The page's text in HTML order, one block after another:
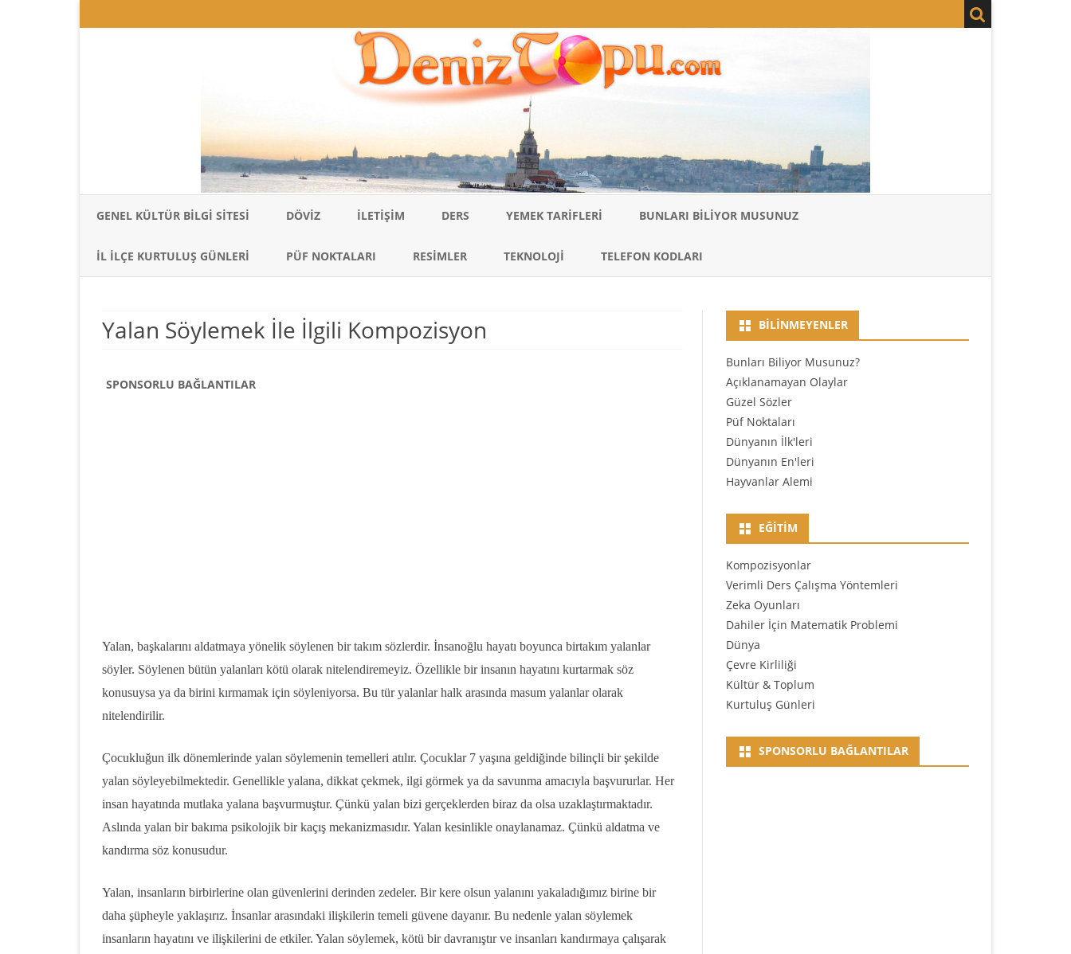
to
GENEL KÜLTÜR BILGI SITESI DÖVIZ İLETIŞIM DERS YEMEK TARIFLERI BUNLARI BILIYOR MUSUNUZ
İL İLÇE KURTULUŞ GÜNLERI PÜF NOKTALARI RESIMLER TEKNOLOJI TELEFON KODLARI
Yalan Söylemek İle İlgili Kompozisyon
SPONSORLU BAĞLANTILAR
Yalan, başkalarını aldatmaya yönelik söylenen bir takım sözlerdir. İnsanoğlu hayatı boyunca birtakım yalanlar
söyler. Söylenen bütün yalanları kötü olarak nitelendiremeyiz. Özellikle bir insanın hayatını kurtarmak söz
konusuysa ya da birini kırmamak için söyleniyorsa. Bu tür yalanlar halk arasında masum yalanlar olarak
nitelendirilir.
Çocukluğun ilk dönemlerinde yalan söylemenin temelleri atılır. Çocuklar 7 yaşına geldiğinde bilinçli bir şekilde
yalan söyleyebilmektedir. Genellikle yalana, dikkat çekmek, ilgi görmek ya da savunma amacıyla başvururlar. Her
insan hayatında mutlaka yalana başvurmuştur. Çünkü yalan bizi gerçeklerden biraz da olsa uzaklaştırmaktadır.
Aslında yalan bir bakıma psikolojik bir kaçış mekanizmasıdır. Yalan kesinlikle onaylanamaz. Çünkü aldatma ve
kandırma söz konusudur.
Yalan, insanların birbirlerine olan güvenlerini derinden zedeler. Bir kere olsun yalanını yakaladığımız birine bir
daha şüpheyle yaklaşırız. İnsanlar arasındaki ilişkilerin temeli güvene dayanır. Bu nedenle yalan söylemek
insanların hayatını ve ilişkilerini de etkiler. Yalan söylemek, kötü bir davranıştır ve insanları kandırmaya çalışarak
BILINMEYENLER
Bunları Biliyor Musunuz?
Açıklanamayan Olaylar
Güzel Sözler
Püf Noktaları
Dünyanın İlk'leri
Dünyanın En'leri
Hayvanlar Alemi
EĞITIM
Kompozisyonlar
Verimli Ders Çalışma Yöntemleri
Zeka Oyunları
Dahiler İçin Matematik Problemi
Dünya
Çevre Kirliliği
Kültür & Toplum
Kurtuluş Günleri
SPONSORLU BAĞLANTILAR